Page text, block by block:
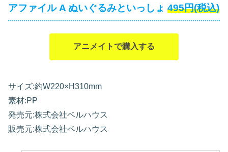
アファイル A ぬいぐるみといっしょ 495円(税込)
アニメイトで購入する
サイズ:約W220×H310mm
素材:PP
発売元:株式会社ベルハウス
販売元:株式会社ベルハウス